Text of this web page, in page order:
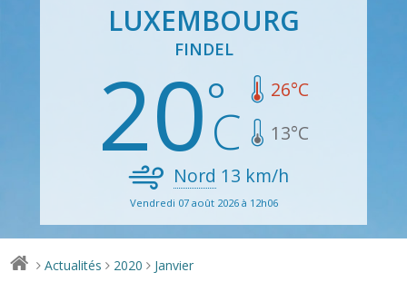
LUXEMBOURG
FINDEL
20 26°C
13°C
Nord 13 km/h
Vendredi 07 août 2026 à 12h06
> Actualités > 2020 > Janvier